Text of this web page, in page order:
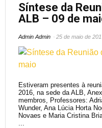
Síntese da
ALB – 09 de
Admin Admin 25 de maio de
Estiveram presentes à
2016, na sede da ALB,
membros, Professores:
Wunder, Ana Lúcia Horta
Novaes e Maria Cristina
...